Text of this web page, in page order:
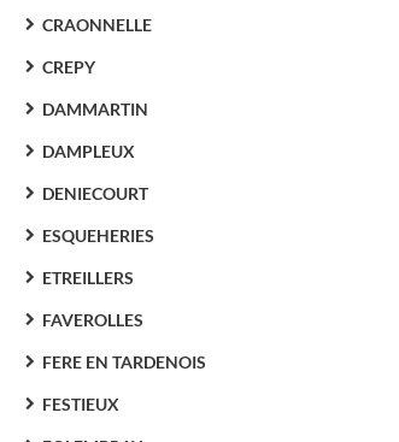
CRAONNELLE
CREPY
DAMMARTIN
DAMPLEUX
DENIECOURT
ESQUEHERIES
ETREILLERS
FAVEROLLES
FERE EN TARDENOIS
FESTIEUX